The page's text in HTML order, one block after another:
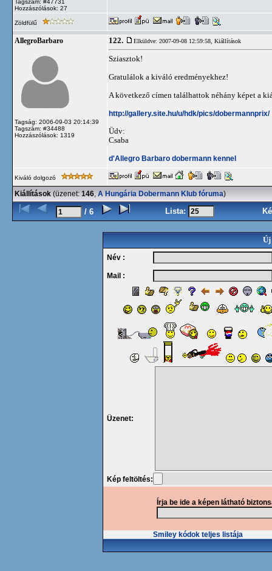
Tagszám: #47731
Hozzászólások: 27
Zöldfülű
AllegroBarbaro
Tagság: 2006-09-03 20:14:39
Tagszám: #34488
Hozzászólások: 1319
122. Elküldve: 2007-09-08 12:59:58, Kiállítások
Sziasztok!
Gratulálok a kiváló eredményekhez!
A következő címen találhattok néhány képet a
http://gallery.site.hu/u/hdk/pics/dobermannprix/
Üdv:
Csaba
d'Allegro Barbaro dobermann kennel
Kiváló dolgozó
Kiállítások (üzenet: 146, A Hungária Dobermann Klub fóruma)
/ 6 Lista:
Új
Név :
Mail :
Üzenet:
Kép feltöltés:
Írja be ide a képen látható
Smiley kódok teljes listája